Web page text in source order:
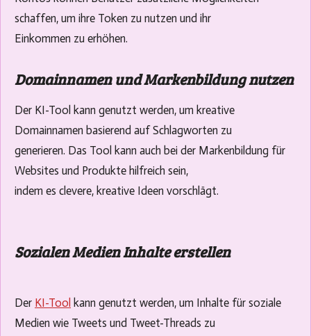
schaffen, um ihre Token zu nutzen und ihr
Einkommen zu erhöhen.
Domainnamen und Markenbildung nutzen
Der KI-Tool kann genutzt werden, um kreative
Domainnamen basierend auf Schlagworten zu
generieren. Das Tool kann auch bei der Markenbildung für
Websites und Produkte hilfreich sein,
indem es clevere, kreative Ideen vorschlägt.
Sozialen Medien Inhalte erstellen
Der KI-Tool kann genutzt werden, um Inhalte für soziale
Medien wie Tweets und Tweet-Threads zu